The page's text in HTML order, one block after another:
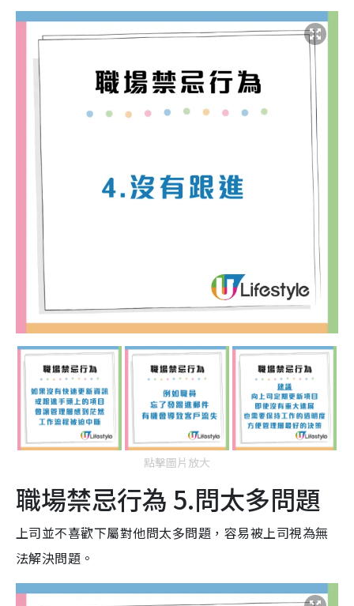
點擊圖片放大
職場禁忌行為 5.問太多問題
上司並不喜歡下屬對他問太多問題，容易被上司視為無
法解決問題。